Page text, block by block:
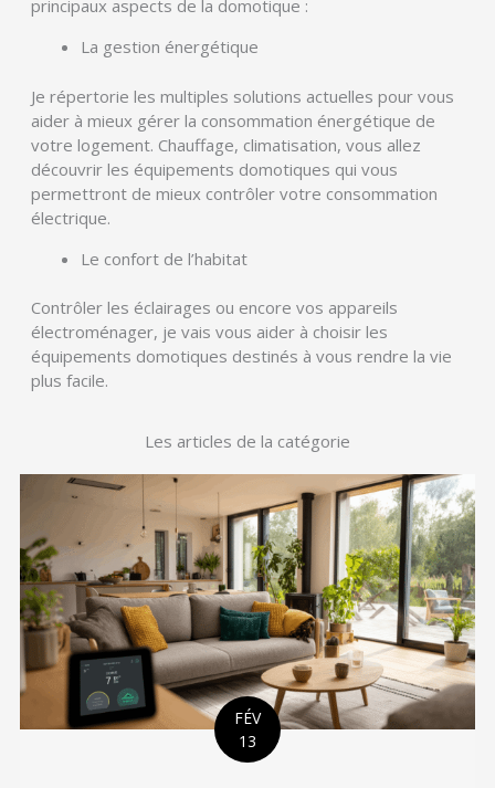
principaux aspects de la domotique :
La gestion énergétique
Je répertorie les multiples solutions actuelles pour vous
aider à mieux gérer la consommation énergétique de
votre logement. Chauffage, climatisation, vous allez
découvrir les équipements domotiques qui vous
permettront de mieux contrôler votre consommation
électrique.
Le confort de l’habitat
Contrôler les éclairages ou encore vos appareils
électroménager, je vais vous aider à choisir les
équipements domotiques destinés à vous rendre la vie
plus facile.
Les articles de la catégorie
FÉV
13